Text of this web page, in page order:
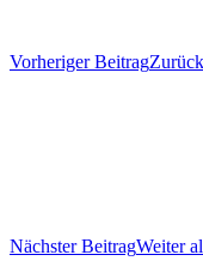
Vorheriger BeitragZurück
Nächster BeitragWeiter